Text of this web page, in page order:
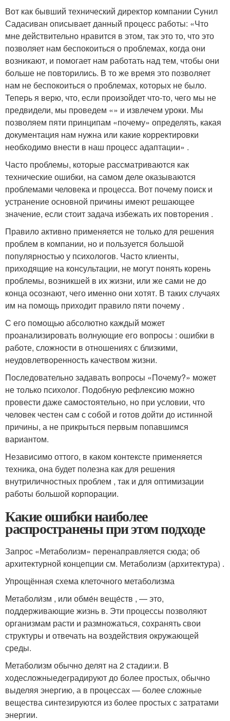
Вот как бывший технический директор компании Сунил
Садасиван описывает данный процесс работы: «Что
мне действительно нравится в этом, так это то, что это
позволяет нам беспокоиться о проблемах, когда они
возникают, и помогает нам работать над тем, чтобы они
больше не повторились. В то же время это позволяет
нам не беспокоиться о проблемах, которых не было.
Теперь я верю, что, если произойдет что-то, чего мы не
предвидели, мы проведем «» и извлечем уроки. Мы
позволяем пяти принципам «почему» определять, какая
документация нам нужна или какие корректировки
необходимо внести в наш процесс адаптации» .
Часто проблемы, которые рассматриваются как
технические ошибки, на самом деле оказываются
проблемами человека и процесса. Вот почему поиск и
устранение основной причины имеют решающее
значение, если стоит задача избежать их повторения .
Правило активно применяется не только для решения
проблем в компании, но и пользуется большой
популярностью у психологов. Часто клиенты,
приходящие на консультации, не могут понять корень
проблемы, возникшей в их жизни, или же сами не до
конца осознают, чего именно они хотят. В таких случаях
им на помощь приходит правило пяти почему .
С его помощью абсолютно каждый может
проанализировать волнующие его вопросы : ошибки в
работе, сложности в отношениях с близкими,
неудовлетворенность качеством жизни.
Последовательно задавать вопросы «Почему?» может
не только психолог. Подобную рефлексию можно
провести даже самостоятельно, но при условии, что
человек честен сам с собой и готов дойти до истинной
причины, а не прикрыться первым попавшимся
вариантом.
Независимо оттого, в каком контексте применяется
техника, она будет полезна как для решения
внутриличностных проблем , так и для оптимизации
работы большой корпорации.
Какие ошибки наиболее
распространены при этом подходе
Запрос «Метаболизм» перенаправляется сюда; об
архитектурной концепции см. Метаболизм (архитектура) .
Упрощённая схема клеточного метаболизма
Метаболи́зм , или обме́н веще́ств , — это,
поддерживающие жизнь в. Эти процессы позволяют
организмам расти и размножаться, сохранять свои
структуры и отвечать на воздействия окружающей
среды.
Метаболизм обычно делят на 2 стадии:и. В
ходесложныедеградируют до более простых, обычно
выделяя энергию, а в процессах — более сложные
вещества синтезируются из более простых с затратами
энергии.